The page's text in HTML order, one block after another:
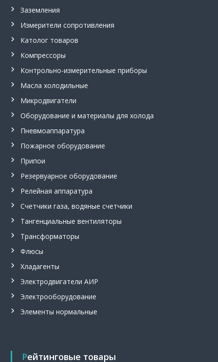
о
р
р
в
я
С
м
1
.
Заземления
Измерители сопротивления
Католог товаров
Компрессоры
Контрольно-измерительные приборы
Масла холодильные
Микродвигатели
Оборудование и материалы для холода
Пневмоаппаратура
Пожарное оборудование
Припои
Резервуарное оборудование
Релейная аппаратура
Счетчики газа, водяные счетчики
Тангенциальные вентиляторы
Трансформаторы
Флюсы
Хладагенты
Электродвигатели АИР
Электрооборудование
Элементы нормальные
Рейтинговые товары